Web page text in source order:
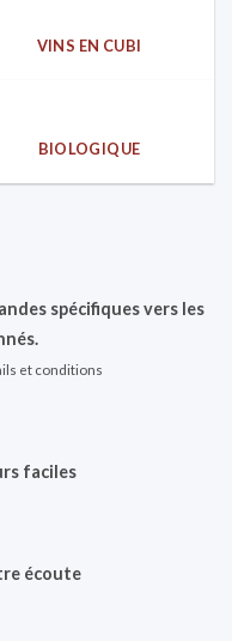
VINS EN CUBI
BIOLOGIQUE
spécifiques vers les
et conditions
faciles
écoute